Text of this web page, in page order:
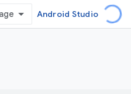
Android Studio